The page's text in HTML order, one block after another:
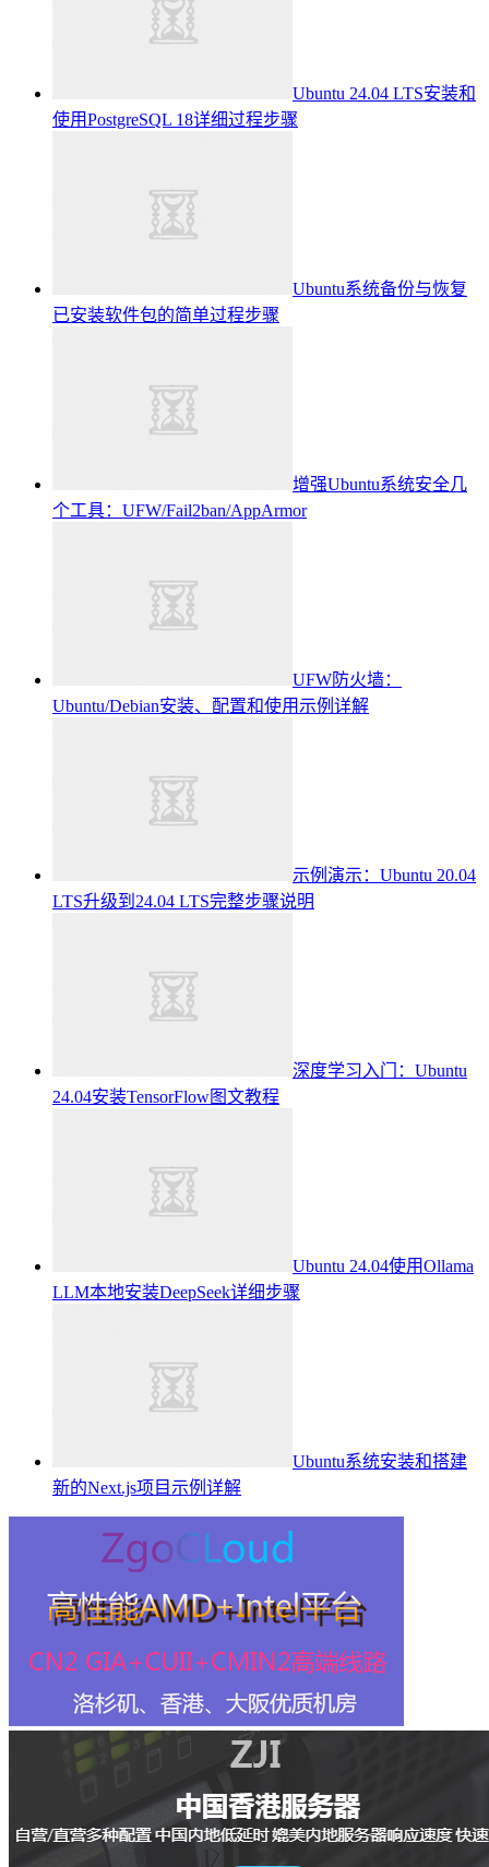
Ubuntu 24.04 LTS安装和
使用PostgreSQL 18详细过程步骤
Ubuntu系统备份与恢复
已安装软件包的简单过程步骤
增强Ubuntu系统安全几
个工具：UFW/Fail2ban/AppArmor
UFW防火墙：
Ubuntu/Debian安装、配置和使用示例详解
示例演示：Ubuntu 20.04
LTS升级到24.04 LTS完整步骤说明
深度学习入门：Ubuntu
24.04安装TensorFlow图文教程
Ubuntu 24.04使用Ollama
LLM本地安装DeepSeek详细步骤
Ubuntu系统安装和搭建
新的Next.js项目示例详解